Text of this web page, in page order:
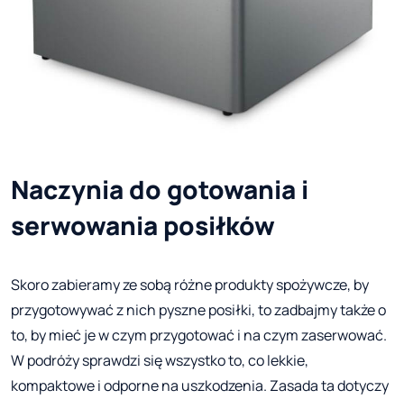
Naczynia do gotowania i
serwowania posiłków
Skoro zabieramy ze sobą różne produkty spożywcze, by
przygotowywać z nich pyszne posiłki, to zadbajmy także o
to, by mieć je w czym przygotować i na czym zaserwować.
W podróży sprawdzi się wszystko to, co lekkie,
kompaktowe i odporne na uszkodzenia. Zasada ta dotyczy